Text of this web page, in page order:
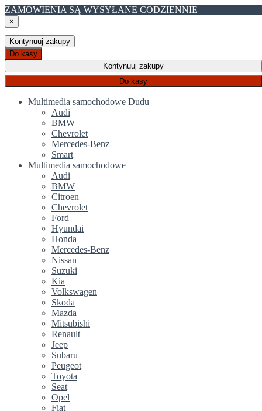
ZAMÓWIENIA SĄ WYSYŁANE CODZIENNIE
×
Kontynuuj zakupy
Do kasy
Kontynuuj zakupy
Do kasy
Multimedia samochodowe Dudu
Audi
BMW
Chevrolet
Mercedes-Benz
Smart
Multimedia samochodowe
Audi
BMW
Citroen
Chevrolet
Ford
Hyundai
Honda
Mercedes-Benz
Nissan
Suzuki
Kia
Volkswagen
Skoda
Mazda
Mitsubishi
Renault
Jeep
Subaru
Peugeot
Toyota
Seat
Opel
Fiat